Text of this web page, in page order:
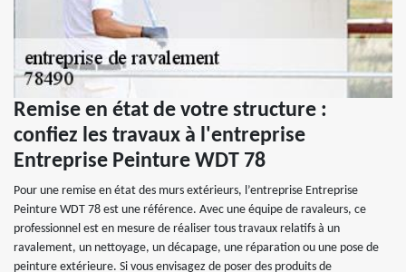
Remise en état de votre structure :
confiez les travaux à l'entreprise
Entreprise Peinture WDT 78
Pour une remise en état des murs extérieurs, l’entreprise Entreprise
Peinture WDT 78 est une référence. Avec une équipe de ravaleurs, ce
professionnel est en mesure de réaliser tous travaux relatifs à un
ravalement, un nettoyage, un décapage, une réparation ou une pose de
peinture extérieure. Si vous envisagez de poser des produits de